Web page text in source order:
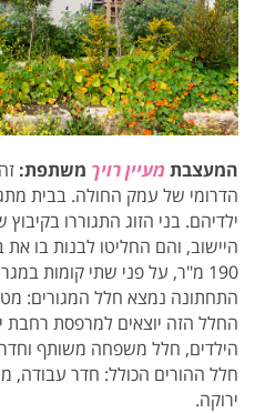
המעצבתמעייןרויך משתפת:
הדרומי של עמק החולה. בבית
ילדיהם. בני הזוג התגוררו
היישוב, והם החליטו לבנות בו
190 מ"ר, על פני שתי קומות
התחתונה נמצא חלל המגורים:
החלל הזה יוצאים למרפסת רחבת
הילדים, חלל משפחה משותף
חלל ההורים הכולל: חדר עבודה,
ירוקה.